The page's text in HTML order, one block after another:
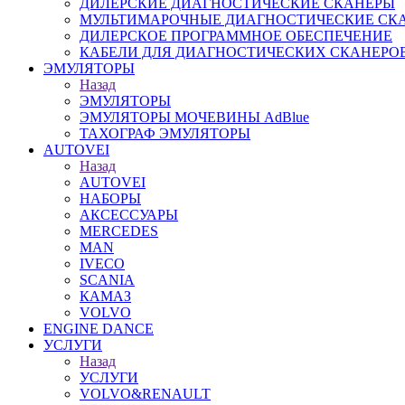
ДИЛЕРСКИЕ ДИАГНОСТИЧЕСКИЕ СКАНЕРЫ
МУЛЬТИМАРОЧНЫЕ ДИАГНОСТИЧЕСКИЕ
ДИЛЕРСКОЕ ПРОГРАММНОЕ ОБЕСПЕЧЕНИЕ
КАБЕЛИ ДЛЯ ДИАГНОСТИЧЕСКИХ
ЭМУЛЯТОРЫ
Назад
ЭМУЛЯТОРЫ
ЭМУЛЯТОРЫ МОЧЕВИНЫ АdBlue
ТАХОГРАФ ЭМУЛЯТОРЫ
AUTOVEI
Назад
AUTOVEI
НАБОРЫ
АКСЕССУАРЫ
MERCEDES
MAN
IVECO
SCANIA
КАМАЗ
VOLVO
ENGINE DANCE
УСЛУГИ
Назад
УСЛУГИ
VOLVO&RENAULT